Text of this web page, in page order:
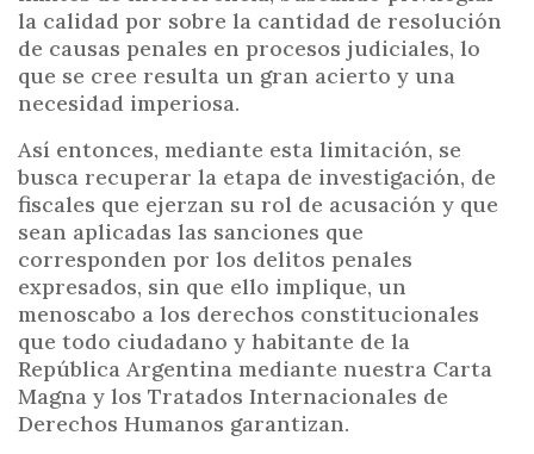
la calidad por sobre la cantidad de resolución
de causas penales en procesos judiciales, lo
que se cree resulta un gran acierto y una
necesidad imperiosa.
Así entonces, mediante esta limitación, se
busca recuperar la etapa de investigación, de
fiscales que ejerzan su rol de acusación y que
sean aplicadas las sanciones que
corresponden por los delitos penales
expresados, sin que ello implique, un
menoscabo a los derechos constitucionales
que todo ciudadano y habitante de la
República Argentina mediante nuestra Carta
Magna y los Tratados Internacionales de
Derechos Humanos garantizan.